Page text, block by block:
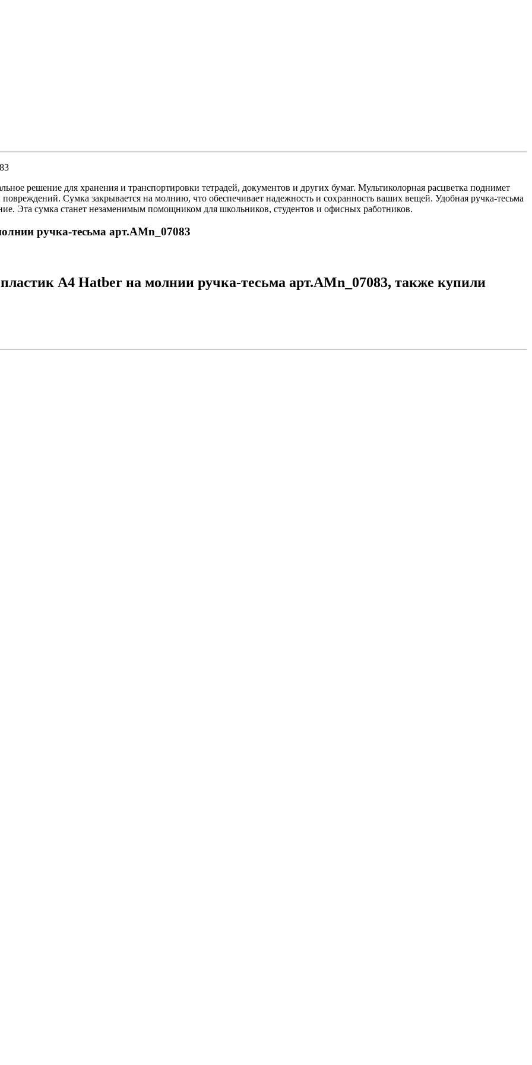
решение для хранения и транспортировки тетрадей, документов и других бумаг. Мультиколорная расцветка поднимет
Сумка закрывается на молнию, что обеспечивает надежность и сохранность ваших вещей. Удобная ручка-тесьма
Эта сумка станет незаменимым помощником для школьников, студентов и офисных работников.
ручка-тесьма арт.AMn_07083
А4 Hatber на молнии ручка-тесьма арт.AMn_07083, также купили